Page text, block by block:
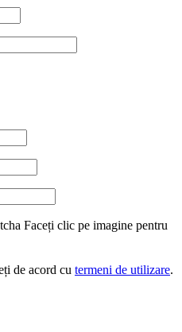
Faceți clic pe imagine pentru
de acord cu termeni de utilizare.